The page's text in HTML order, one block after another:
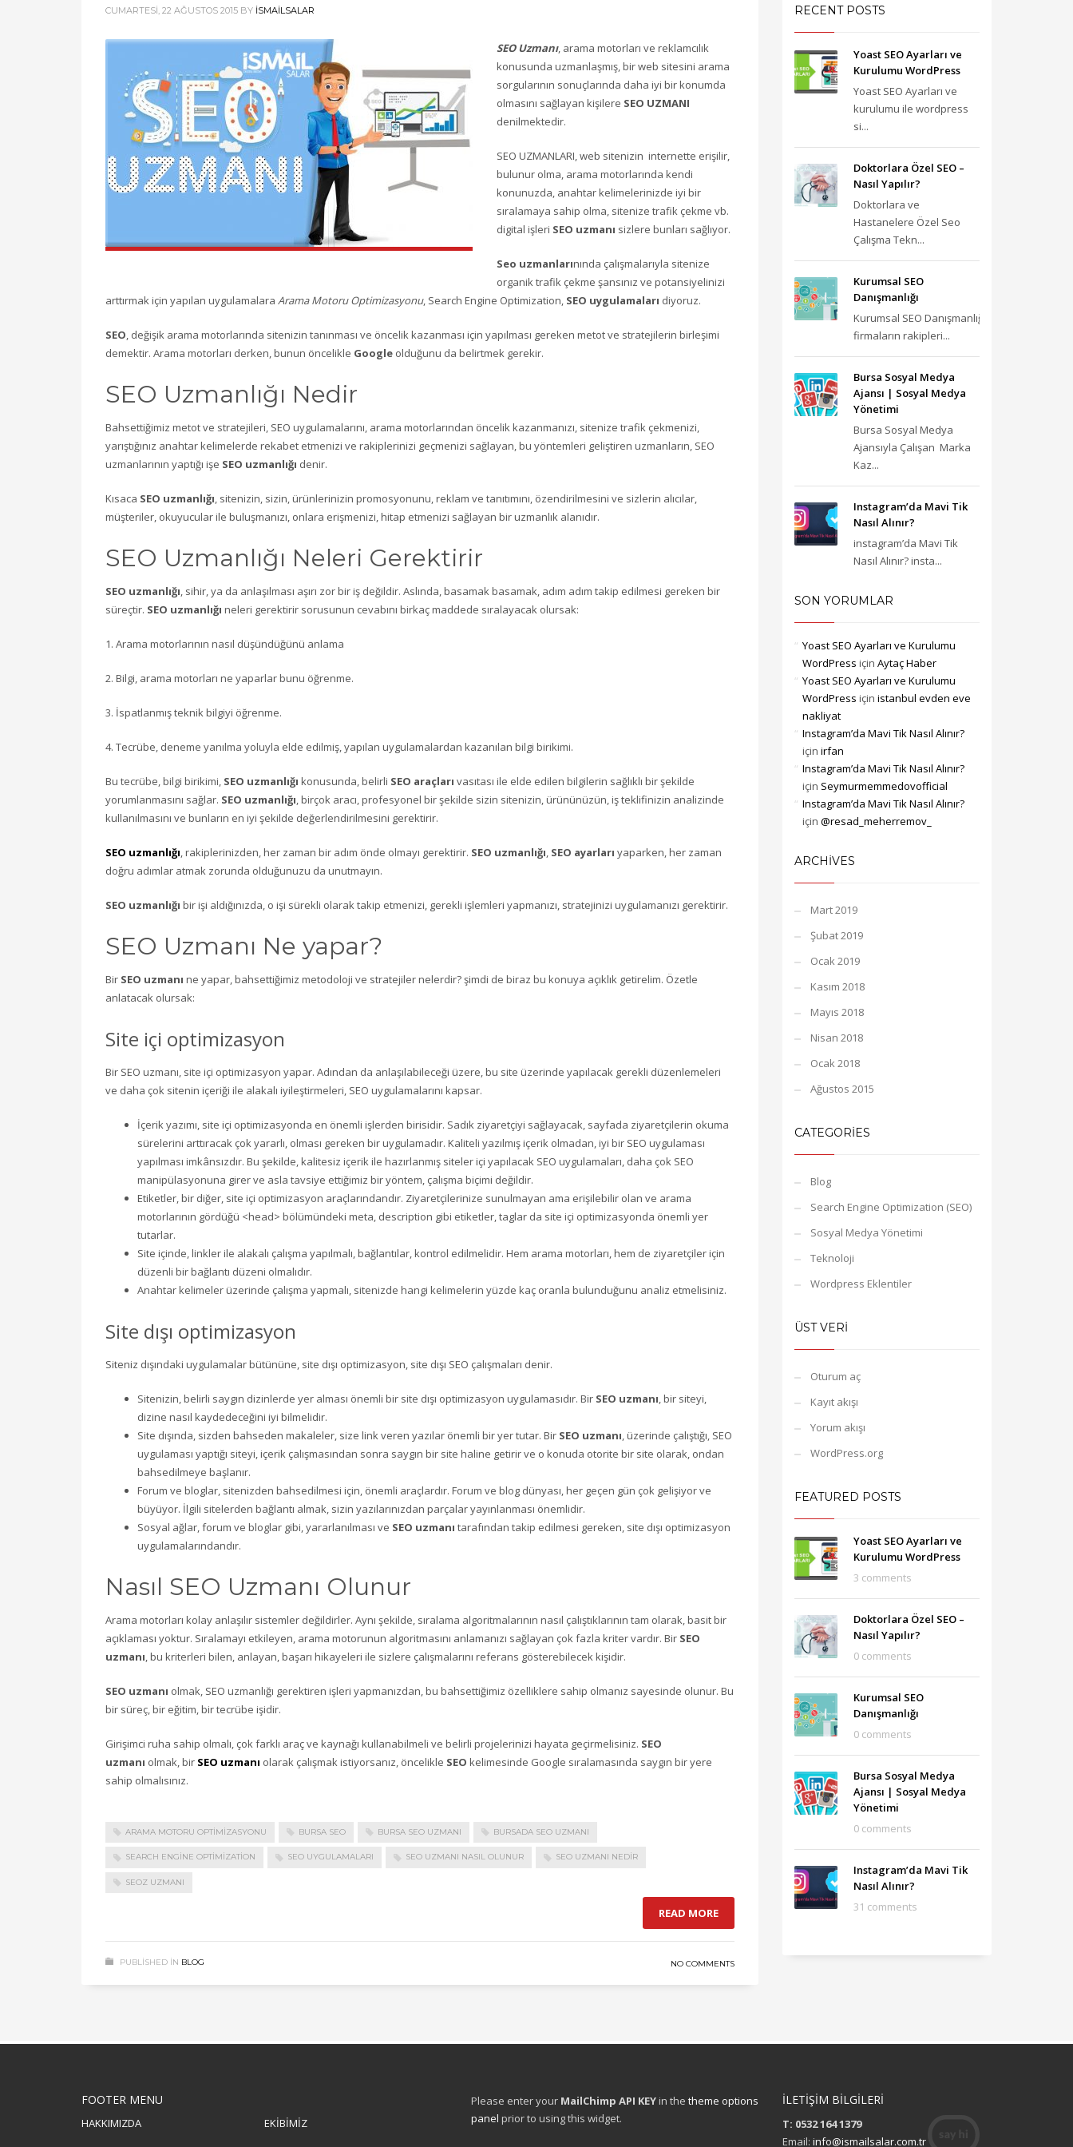
CUMARTESI, 22 AĞUSTOS 2015 BY ISMAILSALAR
SEO Uzmanı, arama motorları ve reklamcılık
konusunda uzmanlaşmış, bir web sitesini arama
sorgularının sonuçlarında daha iyi bir konumda
olmasını sağlayan kişilere SEO UZMANI
denilmektedir.
SEO UZMANLARI, web sitenizin internette erişilir,
bulunur olma, arama motorlarında kendi
konunuzda, anahtar kelimelerinizde iyi bir
sıralamaya sahip olma, sitenize trafik çekme vb.
digital işleri SEO uzmanı sizlere bunları sağlıyor.
Seo uzmanlarınında çalışmalarıyla sitenize
organik trafik çekme şansınız ve potansiyelinizi
arttırmak için yapılan uygulamalara Arama Motoru Optimizasyonu, Search Engine Optimization, SEO uygulamaları diyoruz.
SEO, değişik arama motorlarında sitenizin tanınması ve öncelik kazanması için yapılması gereken metot ve stratejilerin birleşimi
demektir. Arama motorları derken, bunun öncelikle Google olduğunu da belirtmek gerekir.
SEO Uzmanlığı Nedir
Bahsettiğimiz metot ve stratejileri, SEO uygulamalarını, arama motorlarından öncelik kazanmanızı, sitenize trafik çekmenizi,
yarıştığınız anahtar kelimelerde rekabet etmenizi ve rakiplerinizi geçmenizi sağlayan, bu yöntemleri geliştiren uzmanların, SEO
uzmanlarının yaptığı işe SEO uzmanlığı denir.
Kısaca SEO uzmanlığı, sitenizin, sizin, ürünlerinizin promosyonunu, reklam ve tanıtımını, özendirilmesini ve sizlerin alıcılar,
müşteriler, okuyucular ile buluşmanızı, onlara erişmenizi, hitap etmenizi sağlayan bir uzmanlık alanıdır.
SEO Uzmanlığı Neleri Gerektirir
SEO uzmanlığı, sihir, ya da anlaşılması aşırı zor bir iş değildir. Aslında, basamak basamak, adım adım takip edilmesi gereken bir
süreçtir. SEO uzmanlığı neleri gerektirir sorusunun cevabını birkaç maddede sıralayacak olursak:
1. Arama motorlarının nasıl düşündüğünü anlama
2. Bilgi, arama motorları ne yaparlar bunu öğrenme.
3. İspatlanmış teknik bilgiyi öğrenme.
4. Tecrübe, deneme yanılma yoluyla elde edilmiş, yapılan uygulamalardan kazanılan bilgi birikimi.
Bu tecrübe, bilgi birikimi, SEO uzmanlığı konusunda, belirli SEO araçları vasıtası ile elde edilen bilgilerin sağlıklı bir şekilde
yorumlanmasını sağlar. SEO uzmanlığı, birçok aracı, profesyonel bir şekilde sizin sitenizin, ürününüzün, iş teklifinizin analizinde
kullanılmasını ve bunların en iyi şekilde değerlendirilmesini gerektirir.
SEO uzmanlığı, rakiplerinizden, her zaman bir adım önde olmayı gerektirir. SEO uzmanlığı, SEO ayarları yaparken, her zaman
doğru adımlar atmak zorunda olduğunuzu da unutmayın.
SEO uzmanlığı bir işi aldığınızda, o işi sürekli olarak takip etmenizi, gerekli işlemleri yapmanızı, stratejinizi uygulamanızı gerektirir.
SEO Uzmanı Ne yapar?
Bir SEO uzmanı ne yapar, bahsettiğimiz metodoloji ve stratejiler nelerdir? şimdi de biraz bu konuya açıklık getirelim. Özetle
anlatacak olursak:
Site içi optimizasyon
Bir SEO uzmanı, site içi optimizasyon yapar. Adından da anlaşılabileceği üzere, bu site üzerinde yapılacak gerekli düzenlemeleri
ve daha çok sitenin içeriği ile alakalı iyileştirmeleri, SEO uygulamalarını kapsar.
İçerik yazımı, site içi optimizasyonda en önemli işlerden birisidir. Sadık ziyaretçiyi sağlayacak, sayfada ziyaretçilerin okuma
sürelerini arttıracak çok yararlı, olması gereken bir uygulamadır. Kaliteli yazılmış içerik olmadan, iyi bir SEO uygulaması
yapılması imkânsızdır. Bu şekilde, kalitesiz içerik ile hazırlanmış siteler içi yapılacak SEO uygulamaları, daha çok SEO
manipülasyonuna girer ve asla tavsiye ettiğimiz bir yöntem, çalışma biçimi değildir.
Etiketler, bir diğer, site içi optimizasyon araçlarındandır. Ziyaretçilerinize sunulmayan ama erişilebilir olan ve arama
motorlarının gördüğü <head> bölümündeki meta, description gibi etiketler, taglar da site içi optimizasyonda önemli yer
tutarlar.
Site içinde, linkler ile alakalı çalışma yapılmalı, bağlantılar, kontrol edilmelidir. Hem arama motorları, hem de ziyaretçiler için
düzenli bir bağlantı düzeni olmalıdır.
Anahtar kelimeler üzerinde çalışma yapmalı, sitenizde hangi kelimelerin yüzde kaç oranla bulunduğunu analiz etmelisiniz.
Site dışı optimizasyon
Siteniz dışındaki uygulamalar bütününe, site dışı optimizasyon, site dışı SEO çalışmaları denir.
Sitenizin, belirli saygın dizinlerde yer alması önemli bir site dışı optimizasyon uygulamasıdır. Bir SEO uzmanı, bir siteyi,
dizine nasıl kaydedeceğini iyi bilmelidir.
Site dışında, sizden bahseden makaleler, size link veren yazılar önemli bir yer tutar. Bir SEO uzmanı, üzerinde çalıştığı, SEO
uygulaması yaptığı siteyi, içerik çalışmasından sonra saygın bir site haline getirir ve o konuda otorite bir site olarak, ondan
bahsedilmeye başlanır.
Forum ve bloglar, sitenizden bahsedilmesi için, önemli araçlardır. Forum ve blog dünyası, her geçen gün çok gelişiyor ve
büyüyor. İlgili sitelerden bağlantı almak, sizin yazılarınızdan parçalar yayınlanması önemlidir.
Sosyal ağlar, forum ve bloglar gibi, yararlanılması ve SEO uzmanı tarafından takip edilmesi gereken, site dışı optimizasyon
uygulamalarındandır.
Nasıl SEO Uzmanı Olunur
Arama motorları kolay anlaşılır sistemler değildirler. Aynı şekilde, sıralama algoritmalarının nasıl çalıştıklarının tam olarak, basit bir
açıklaması yoktur. Sıralamayı etkileyen, arama motorunun algoritmasını anlamanızı sağlayan çok fazla kriter vardır. Bir SEO
uzmanı, bu kriterleri bilen, anlayan, başarı hikayeleri ile sizlere çalışmalarını referans gösterebilecek kişidir.
SEO uzmanı olmak, SEO uzmanlığı gerektiren işleri yapmanızdan, bu bahsettiğimiz özelliklere sahip olmanız sayesinde olunur. Bu
bir süreç, bir eğitim, bir tecrübe işidir.
Girişimci ruha sahip olmalı, çok farklı araç ve kaynağı kullanabilmeli ve belirli projelerinizi hayata geçirmelisiniz. SEO
uzmanı olmak, bir SEO uzmanı olarak çalışmak istiyorsanız, öncelikle SEO kelimesinde Google sıralamasında saygın bir yere
sahip olmalısınız.
ARAMA MOTORU OPTIMIZASYONU BURSA SEO BURSA SEO UZMANI BURSADA SEO UZMANI
SEARCH ENGINE OPTIMIZATION SEO UYGULAMALARI SEO UZMANI NASIL OLUNUR SEO UZMANI NEDIR
SEOZ UZMANI
READ MORE
PUBLISHED IN BLOG NO COMMENTS
RECENT POSTS
Yoast SEO Ayarları ve
Kurulumu WordPress
Yoast SEO Ayarları ve
kurulumu ile wordpress
si...
Doktorlara Özel SEO –
Nasıl Yapılır?
Doktorlara ve
Hastanelere Özel Seo
Çalışma Tekn...
Kurumsal SEO
Danışmanlığı
Kurumsal SEO Danışmanlığı;
firmaların rakipleri...
Bursa Sosyal Medya
Ajansı‎ | Sosyal Medya
Yönetimi
Bursa Sosyal Medya
Ajansıyla Çalışan Marka
Kaz...
Instagram’da Mavi Tik
Nasıl Alınır?
instagram’da Mavi Tik
Nasıl Alınır? insta...
SON YORUMLAR
Yoast SEO Ayarları ve Kurulumu
WordPress için Aytaç Haber
Yoast SEO Ayarları ve Kurulumu
WordPress için istanbul evden eve
nakliyat
Instagram’da Mavi Tik Nasıl Alınır?
için irfan
Instagram’da Mavi Tik Nasıl Alınır?
için Seymurmemmedovofficial
Instagram’da Mavi Tik Nasıl Alınır?
için @resad_meherremov_
ARCHIVES
Mart 2019
Şubat 2019
Ocak 2019
Kasım 2018
Mayıs 2018
Nisan 2018
Ocak 2018
Ağustos 2015
CATEGORIES
Blog
Search Engine Optimization (SEO)
Sosyal Medya Yönetimi
Teknoloji
Wordpress Eklentiler
ÜST VERI
Oturum aç
Kayıt akışı
Yorum akışı
WordPress.org
FEATURED POSTS
Yoast SEO Ayarları ve
Kurulumu WordPress
3 comments
Doktorlara Özel SEO –
Nasıl Yapılır?
0 comments
Kurumsal SEO
Danışmanlığı
0 comments
Bursa Sosyal Medya
Ajansı‎ | Sosyal Medya
Yönetimi
0 comments
Instagram’da Mavi Tik
Nasıl Alınır?
31 comments
FOOTER MENU
HAKKIMIZDA EKİBİMİZ
Please enter your MailChimp API KEYin the theme options
panel prior to using this widget.
İLETİŞİM BİLGİLERİ
T: 0532 164 1379
Email: info@ismailsalar.com.tr